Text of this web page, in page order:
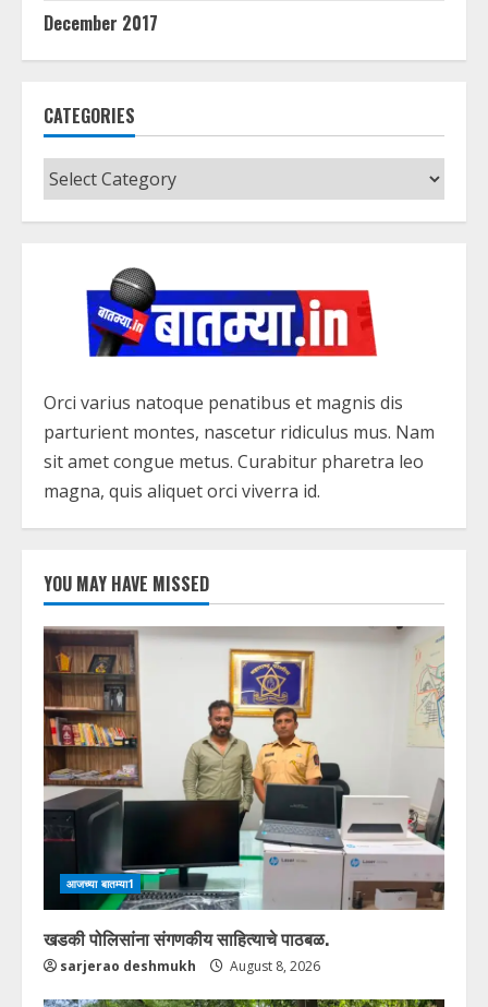
December 2017
CATEGORIES
Categories
Orci varius natoque penatibus et magnis dis
parturient montes, nascetur ridiculus mus. Nam
sit amet congue metus. Curabitur pharetra leo
magna, quis aliquet orci viverra id.
YOU MAY HAVE MISSED
आजच्या बातम्या1
खडकी पोलिसांना संगणकीय साहित्याचे पाठबळ.
sarjerao deshmukh August 8, 2026